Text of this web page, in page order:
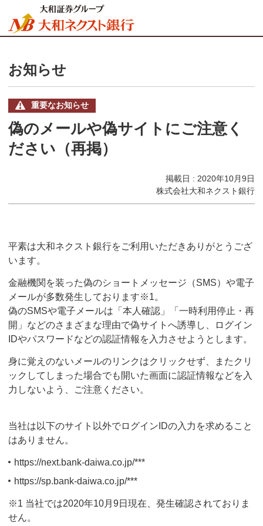
お知らせ
重要なお知らせ
偽のメールや偽サイトにご注意く
ださい（再掲）
掲載日 : 2020年10月9日
株式会社大和ネクスト銀行
平素は大和ネクスト銀行をご利用いただきありがとうござ
います。
金融機関を装った偽のショートメッセージ（SMS）や電子
メールが多数発生しております※1。
偽のSMSや電子メールは「本人確認」「一時利用停止・再
開」などのさまざまな理由で偽サイトへ誘導し、ログイン
IDやパスワードなどの認証情報を入力させようとします。
身に覚えのないメールのリンクはクリックせず、またクリ
ックしてしまった場合でも開いた画面に認証情報などを入
力しないよう、ご注意ください。
当社は以下のサイト以外でログインIDの入力を求めること
はありません。
https://next.bank-daiwa.co.jp/***
https://sp.bank-daiwa.co.jp/***
※1 当社では2020年10月9日現在、発生確認されておりま
せん。